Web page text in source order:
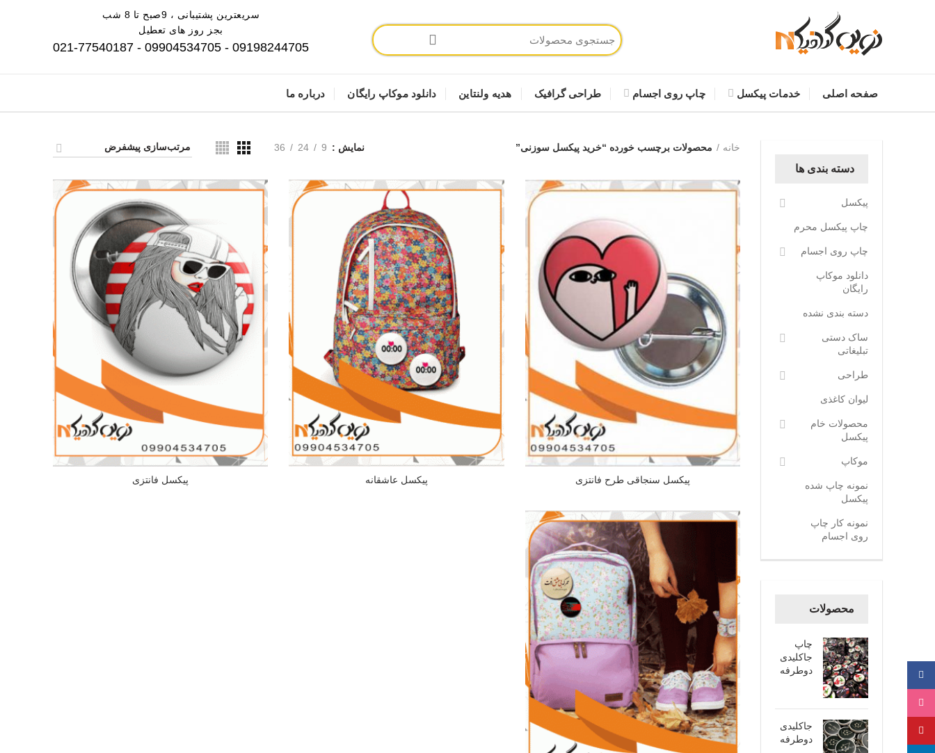
سریعترین پشتیبانی ، 9صبح تا 8 شب
بجز روز های تعطیل
09198244705 - 09904534705 - 021-77540187
صفحه اصلی خدمات پیکسل چاپ روی اجسام طراحی گرافیک هدیه ولنتاین دانلود موکاپ رایگان درباره ما
خانه محصولات برچسب خورده “خرید پیکسل سوزنی” نمایش 9
24
36
پیکسل سنجاقی طرح فانتزی پیکسل عاشقانه پیکسل فانتزی
دسته بندی ها
پیکسل
چاپ پیکسل محرم
چاپ روی اجسام
دانلود موکاپ
رایگان
دسته بندی نشده
ساک دستی
تبلیغاتی
طراحی
لیوان کاغذی
محصولات خام
پیکسل
موکاپ
نمونه چاپ شده
پیکسل
نمونه کار چاپ
روی اجسام
محصولات
چاپ
جاکلیدی
دوطرفه
جاکلیدی
دوطرفه
فیسبوک
اینستاگرام
پینترست